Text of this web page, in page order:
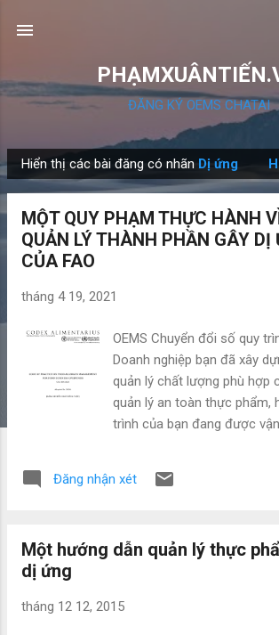
ĐĂNG KÝ OEMS CHATAI
B
à
Hiển thị các bài đăng có nhãn Dị ứng
MỘT QUY PHẠM THỰC HÀNH
QUẢN LÝ THÀNH PHẦN GÂY DỊ
CỦA FAO
tháng 4 19, 2021
OEMS Chuyển đổi số quy
Doanh nghiệp bạn đã xây
quản lý chất lượng phù hợp
quản lý an toàn thực phẩm,
trình của bạn đang được vận
cách đơn giản và nhanh
dựng hệ thống quy trình, hãy
Youtube giới thiệu về OEMS
Đăng nhận xét
Một hướng dẫn quản lý thực
dị ứng
tháng 12 12, 2015